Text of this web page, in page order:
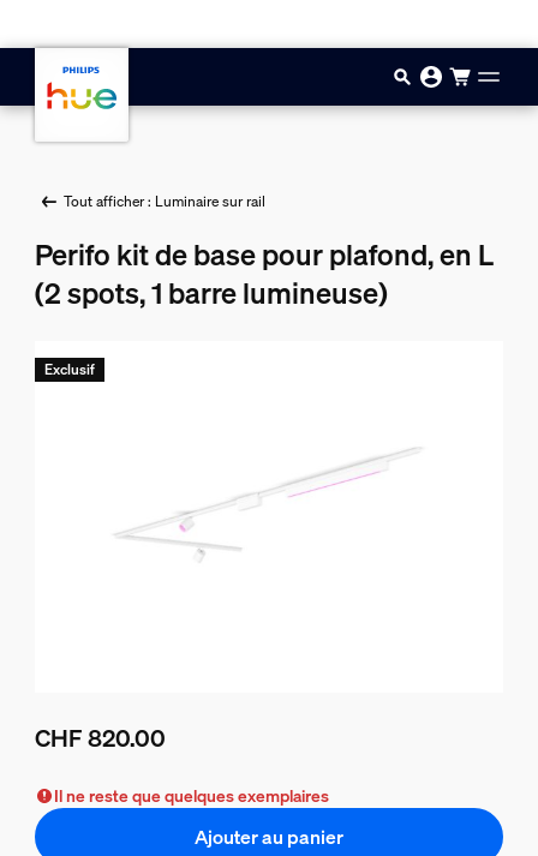
Tout afficher : Luminaire sur rail
Perifo kit de base pour plafond, en L
(2 spots, 1 barre lumineuse)
CHF 820.00
Exclusif
Il ne reste que quelques exemplaires
Ajouter au panier